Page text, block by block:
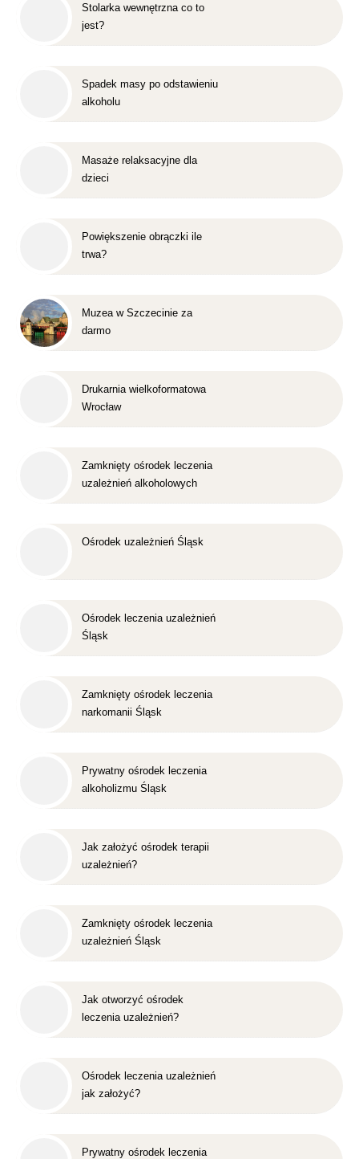
Stolarka wewnętrzna co to
jest?
Spadek masy po odstawieniu
alkoholu
Masaże relaksacyjne dla
dzieci
Powiększenie obrączki ile
trwa?
Muzea w Szczecinie za
darmo
Drukarnia wielkoformatowa
Wrocław
Zamknięty ośrodek leczenia
uzależnień alkoholowych
Ośrodek uzależnień Śląsk
Ośrodek leczenia uzależnień
Śląsk
Zamknięty ośrodek leczenia
narkomanii Śląsk
Prywatny ośrodek leczenia
alkoholizmu Śląsk
Jak założyć ośrodek terapii
uzależnień?
Zamknięty ośrodek leczenia
uzależnień Śląsk
Jak otworzyć ośrodek
leczenia uzależnień?
Ośrodek leczenia uzależnień
jak założyć?
Prywatny ośrodek leczenia